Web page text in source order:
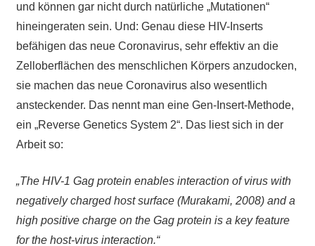
und können gar nicht durch natürliche „Mutationen“
hineingeraten sein. Und: Genau diese HIV-Inserts
befähigen das neue Coronavirus, sehr effektiv an die
Zelloberflächen des menschlichen Körpers anzudocken,
sie machen das neue Coronavirus also wesentlich
ansteckender. Das nennt man eine Gen-Insert-Methode,
ein „Reverse Genetics System 2“. Das liest sich in der
Arbeit so:
„The HIV-1 Gag protein enables interaction of virus with
negatively charged host surface (Murakami, 2008) and a
high positive charge on the Gag protein is a key feature
for the host-virus interaction.“